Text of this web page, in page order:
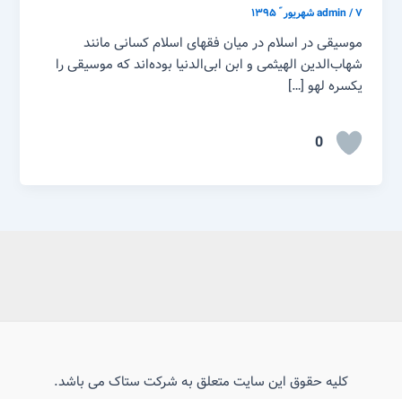
admin/۷ شهریور ّ ۱۳۹۵
موسیقی در اسلام در میان فقهای اسلام کسانی مانند
شهاب‌الدین الهیثمی و ابن ابی‌الدنیا بوده‌اند که موسیقی را
یکسره لهو […]
0
کلیه حقوق این سایت متعلق به شرکت ستاک می باشد.